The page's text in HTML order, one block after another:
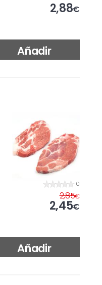
2,88€
Añadir
0
2,85€
2,45€
Añadir